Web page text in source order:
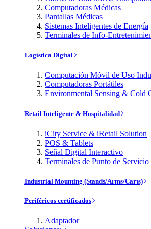
Computadoras Médicas
Pantallas Médicas
Sistemas Inteligentes de Energía
Terminales de Info-
Logística Digital
Computación Móvil de Uso
Computadoras Portátiles
Environmental Sensing & Cold
Retail Inteligente & Hospitalidad
iCity Service & iRetail Solution
POS & Tablets
Señal Digital Interactivo
Terminales de Punto de Servicio
Industrial Mounting (Stands/Arms/Carts)
Periféricos certificados
Adaptador